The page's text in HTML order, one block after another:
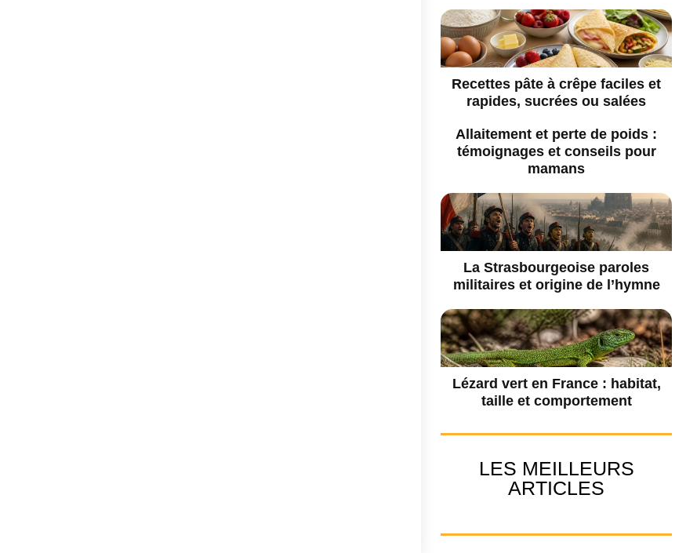
Recettes pâte à crêpe faciles et
rapides, sucrées ou salées
Allaitement et perte de poids :
témoignages et conseils pour
mamans
La Strasbourgeoise paroles
militaires et origine de l’hymne
Lézard vert en France : habitat,
taille et comportement
LES MEILLEURS
ARTICLES